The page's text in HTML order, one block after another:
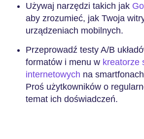
Używaj narzędzi takich jak
aby zrozumieć, jak Twoja
urządzeniach mobilnych.
Przeprowadź testy A/B
formatów i menu w kreatorze
internetowych na
Proś użytkowników o
temat ich doświadczeń.